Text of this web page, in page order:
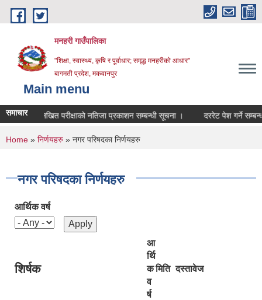
Skip to main content
मनहरी गाउँपालिका
"शिक्षा, स्वास्थ्य, कृषि र पूर्वाधार; समृद्ध मनहरीको आधार"
बागमती प्रदेश, मकवानपुर
Main menu
समाचारलिखित परीक्षाको नतिजा प्रकाशन सम्बन्धी सूचना । दररेट पेश गर्ने सम्बन्धमा ।
You are here
Home » निर्णयहरु » नगर परिषदका निर्णयहरु
नगर परिषदका निर्णयहरु
आर्थिक वर्ष
शिर्षक
आ
र्थि
क
व
र्ष
मिति दस्तावेज